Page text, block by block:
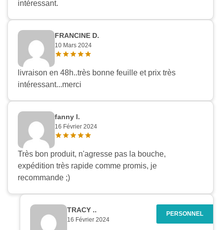
intéressant.
FRANCINE D.
10 Mars 2024
livraison en 48h..très bonne feuille et prix très
intéressant...merci
fanny l.
16 Février 2024
Très bon produit, n'agresse pas la bouche,
expédition très rapide comme promis, je
recommande ;)
TRACY ..
16 Février 2024